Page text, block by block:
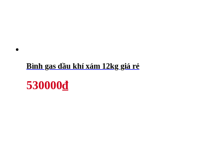
Bình gas dầu khí xám 12kg giá rẻ
530000₫